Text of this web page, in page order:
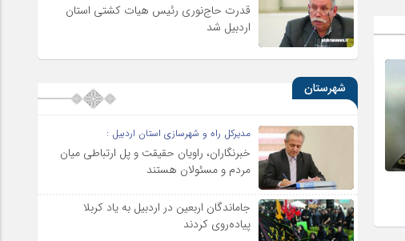
قدرت حاج‌نوری رئیس هیات کشتی استان
اردبیل شد
شهرستان
مدیرکل راه و شهرسازی استان اردبیل :
خبرنگاران، راویان حقیقت و پل ارتباطی میان
مردم و مسئولان هستند
جاماندگان اربعین در اردبیل به یاد کربلا
پیاده‌روی کردند